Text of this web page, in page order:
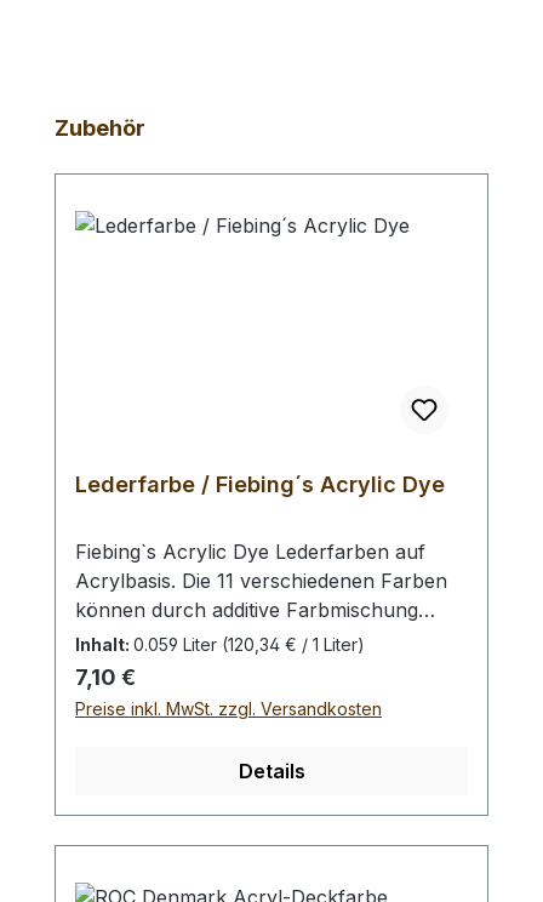
Produktgalerie überspringen
Zubehör
Lederfarbe / Fiebing´s Acrylic Dye
Fiebing`s Acrylic Dye Lederfarben auf
Acrylbasis. Die 11 verschiedenen Farben
können durch additive Farbmischung
vermengt werden. So können Sie sich
Ihre Wunschfarbe selbst herstellen. Bitte
tragen Sie die Farbe mit einem feinen
Pinsel auf. Mit dieser Farbe können Sie
Bild. Die Farbe ist nach dem
Trockenvorgang auf dem Leder flexibel.
Vor Gebrauch gut schütteln. Konsistenz:
Inhalt: 0.059 Liter (120,34 € / 1 Liter)
Regulärer Preis:
7,10 €
Preise inkl. MwSt. zzgl. Versandkosten
Details